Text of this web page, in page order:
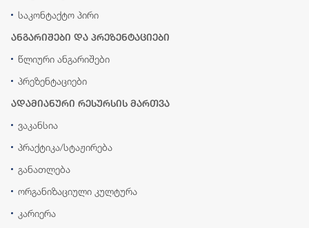
საკონტაქტო პირი
ანგარიშები და პრეზენტაციები
წლიური ანგარიშები
პრეზენტაციები
ადამიანური რესურსის მართვა
ვაკანსია
პრაქტიკა/სტაჟირება
განათლება
ორგანიზაციული კულტურა
კარიერა